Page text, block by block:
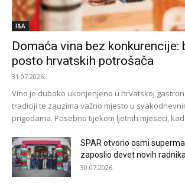
I&A
Domaća vina bez konkurencije:
posto hrvatskih potrošača
31.07.2026.
Vino je duboko ukorijenjeno u hrvatskoj
tradiciji te zauzima važno mjesto u
prigodama. Posebno tijekom ljetnih mjeseci,
SPAR otvorio osmi
zaposlio devet novih radnika
30.07.2026.